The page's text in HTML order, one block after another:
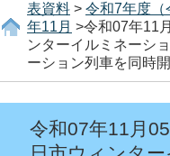
表資料 > 令和7年度（
年11月 >令和07年11
ンターイルミネーシ
ーション列車を同時
令和07年11月